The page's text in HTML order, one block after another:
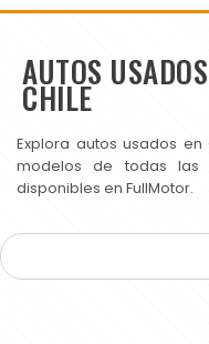
AUTOS
CHILE
Explora autos usados
modelos de todas las
disponibles en FullMotor.